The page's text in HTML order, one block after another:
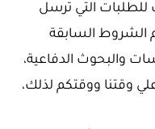
للطلبات التي ترسل
الشروط السابقة
والبحوث الدفاعية،
وقتنا ووقتكم لذلك،